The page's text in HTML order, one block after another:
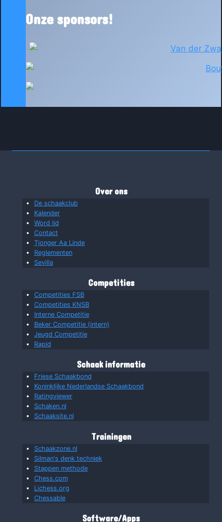
Onze sponsors!
Over ons
De schaakclub
Kalender
Word lid
Contact
Tjonger Aa Linde
Reglementen
Sevilla
Competities
Competities FSB
Competities KNSB
Interne Competitie
Beker Competitie (intern)
Jeugd Competitie
Rapid
Schaak informatie
Friese Schaakbond
Koninklijke Nederlandse Schaakbond
Ratingviewer
Schaken.nl
Schaaksite.nl
Trainingen
Schaakzone.nl
Silman's denk techniek
Stappen methode
Chess.com
Lichess.org
Chessable
Software/Apps